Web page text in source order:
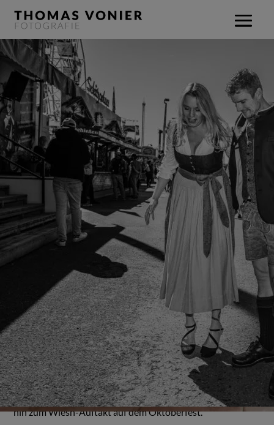
Leo Reisinger -
Behind the
scenes
Musiker | Autor | Schauspieler Ich hab Leo Reisinger als
Musiker kennen gelernt, als er mit seiner Band
Leo's Live
Band
aufgetreten ist. Erst später erfuhr ich, dass er nicht
nur Musiker, sondern auch Schauspieler und Autor ist und
bereits zahlreiche Erfolge feiern konnte, darunter einen
Oscar für einen Kurzfilm. Die meisten werden ihn
vermutlich in seiner Rolle als Toni die männliche Hebamme
kennen. Seitdem hatte ich öfter die Gelegenheit, ihn bei
verschiedenen Anlässen fotografisch zu begleiten: von
seiner Buchvorstellung über ein Magazin-Fotoshooting bis
hin zum Wiesn-Auftakt auf dem Oktoberfest.